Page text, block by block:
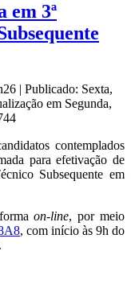
em 3ª
| Publicado: Sexta,
em Segunda,
contemplados
para efetivação de
Subsequente em
formaon-line, por meio
, com início às 9h do